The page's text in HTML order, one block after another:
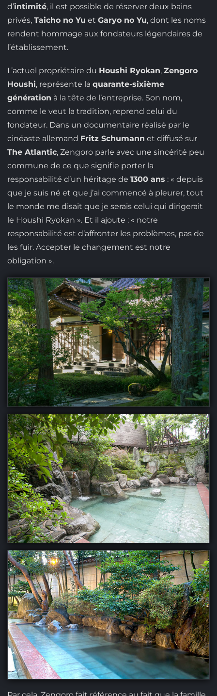
d’intimité, il est possible de réserver deux bains
privés, Taicho no Yu et Garyo no Yu, dont les noms
rendent hommage aux fondateurs légendaires de
l’établissement.
L’actuel propriétaire du Houshi Ryokan, Zengoro
Houshi, représente la quarante-sixième
génération à la tête de l’entreprise. Son nom,
comme le veut la tradition, reprend celui du
fondateur. Dans un documentaire réalisé par le
cinéaste allemand Fritz Schumann et diffusé sur
The Atlantic, Zengoro parle avec une sincérité peu
commune de ce que signifie porter la
responsabilité d’un héritage de 1300 ans : « depuis
que je suis né et que j’ai commencé à pleurer, tout
le monde me disait que je serais celui qui dirigerait
le Houshi Ryokan ». Et il ajoute : « notre
responsabilité est d’affronter les problèmes, pas de
les fuir. Accepter le changement est notre
obligation ».